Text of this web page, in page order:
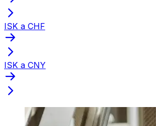
ISK a CHF
ISK a CNY